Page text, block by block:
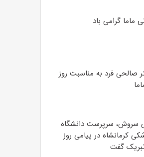
ماما گرامی باد
صالحی فرد به مناسبت روز
سروش، سرپرست دانشگاه
کرمانشاه در پیامی روز
تبریک گفت